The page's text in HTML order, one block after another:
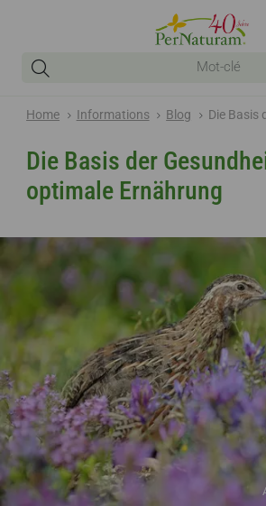
Home Informations Blog Die Basis
Die Basis der
optimale Ernährung